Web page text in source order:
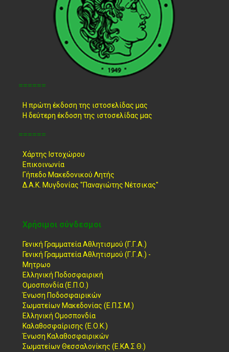
======
Η πρώτη έκδοση της ιστοσελίδας μας
Η δεύτερη έκδοση της ιστοσελίδας μας
======
Χάρτης Ιστοχώρου
Επικοινωνία
Γήπεδο Μακεδονικού Λητής
Δ.Α.Κ. Μυγδονίας "Παναγιώτης Νέτσικας"
Χρήσιμοι σύνδεσμοι
Γενική Γραμματεία Αθλητισμού (Γ.Γ.Α.)
Γενική Γραμματεία Αθλητισμού (Γ.Γ.Α.) -
Μητρωο
Ελληνική Ποδοσφαιρική
Ομοσπονδία (Ε.Π.Ο.)
Ένωση Ποδοσφαιρικών
Σωματείων Μακεδονίας (Ε.Π.Σ.Μ.)
Ελληνική Ομοσπονδία
Καλαθοσφαίρισης (Ε.Ο.Κ.)
Ένωση Καλαθοσφαιρικών
Σωματείων Θεσσαλονίκης (Ε.ΚΑ.Σ.Θ.)